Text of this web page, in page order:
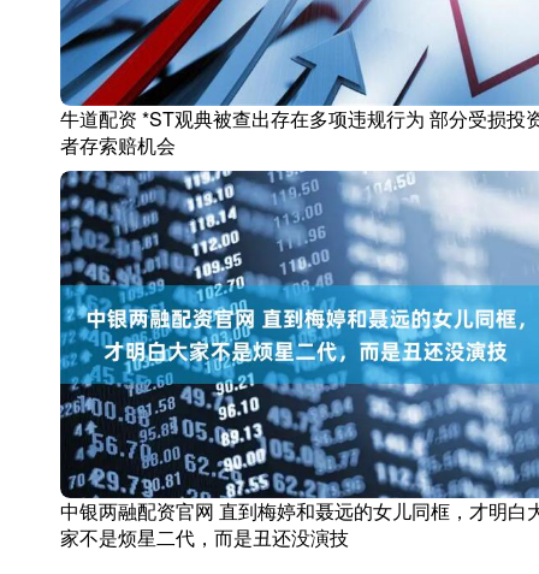
牛道配资 *ST观典被查出存在多项违规行为 部分受损投
者存索赔机会
中银两融配资官网 直到梅婷和聂远的女儿同框，才明白
家不是烦星二代，而是丑还没演技